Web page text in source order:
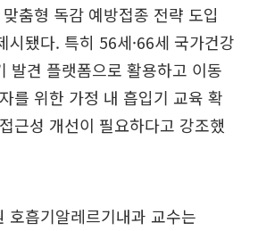
춤형 독감 예방접종 전략 도입
시됐다. 특히 56세·66세 국가건강
발견 플랫폼으로 활용하고 이동
를 위한 가정 내 흡입기 교육 확
근성 개선이 필요하다고 강조했
호흡기알레르기내과 교수는